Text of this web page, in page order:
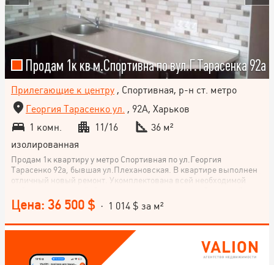
Продам 1к кв м.Спортивна по вул.Г.Тарасенка 92а
Прилегающие к центру , Спортивная, р-н ст. метро
Георгия Тарасенко ул. , 92А, Харьков
1 комн.
11/16
36 м²
изолированная
Продам 1к квартиру у метро Спортивная по ул.Георгия
Тарасенко 92а, бывшая ул.Плехановская. В квартире выполнен
отличный новый ремонт. Укомплектована всей необходимой
охраняемый подъед. Два лифта. Рядом вся инфраструктура.
Готовы продать по любой программе.
Цена: 36 500 $ · 1 014 $ за м²